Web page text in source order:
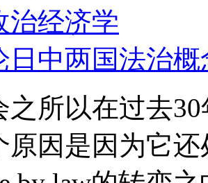
治经济学
中两国法治概
之所以在过去
原因是因为它